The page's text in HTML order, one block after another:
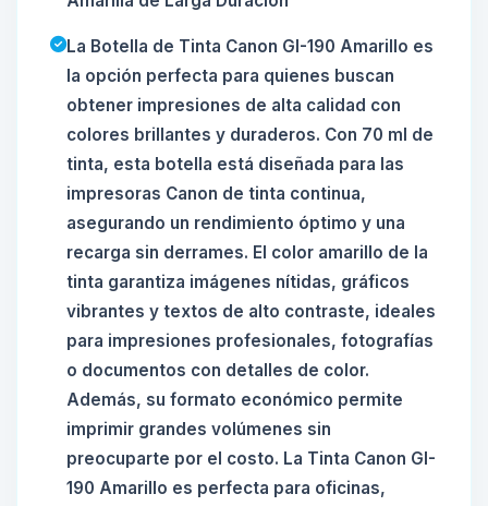
La Botella de Tinta Canon GI-190 Amarillo es
la opción perfecta para quienes buscan
obtener impresiones de alta calidad con
colores brillantes y duraderos. Con 70 ml de
tinta, esta botella está diseñada para las
impresoras Canon de tinta continua,
asegurando un rendimiento óptimo y una
recarga sin derrames. El color amarillo de la
tinta garantiza imágenes nítidas, gráficos
vibrantes y textos de alto contraste, ideales
para impresiones profesionales, fotografías
o documentos con detalles de color.
Además, su formato económico permite
imprimir grandes volúmenes sin
preocuparte por el costo. La Tinta Canon GI-
190 Amarillo es perfecta para oficinas,